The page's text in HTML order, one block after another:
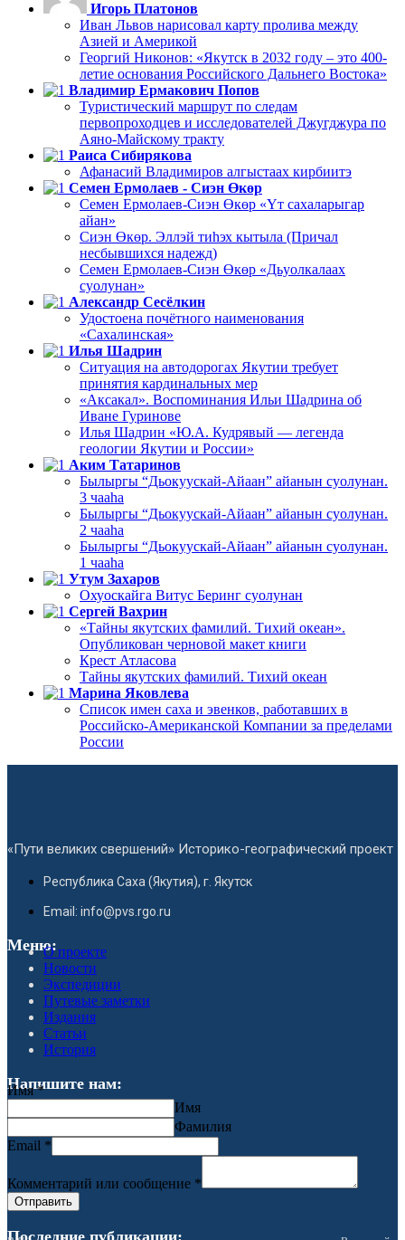
Игорь Платонов
Иван Львов нарисовал карту пролива между
Азией и Америкой
Георгий Никонов: «Якутск в 2032 году – это 400-
летие основания Российского Дальнего Востока»
Владимир Ермакович Попов
Туристический маршрут по следам
первопроходцев и исследователей Джугджура по
Аяно-Майскому тракту
Раиса Сибирякова
Афанасий Владимиров алгыстаах кирбиитэ
Семен Ермолаев - Сиэн Өкөр
Семен Ермолаев-Сиэн Өкөр «Үт сахаларыгар
айан»
Сиэн Өкөр. Эллэй тиһэх кытыла (Причал
несбывшихся надежд)
Семен Ермолаев-Сиэн Өкөр «Дьуолкалаах
суолунан»
Александр Сесёлкин
Удостоена почётного наименования
«Сахалинская»
Илья Шадрин
Ситуация на автодорогах Якутии требует
принятия кардинальных мер
«Аксакал». Воспоминания Ильи Шадрина об
Иване Гуринове
Илья Шадрин «Ю.А. Кудрявый — легенда
геологии Якутии и России»
Аким Татаринов
Былыргы “Дьокуускай-Айаан” айанын суолунан.
3 чааһа
Былыргы “Дьокуускай-Айаан” айанын суолунан.
2 чааһа
Былыргы “Дьокуускай-Айаан” айанын суолунан.
1 чааһа
Утум Захаров
Охуоскайга Витус Беринг суолунан
Сергей Вахрин
«Тайны якутских фамилий. Тихий океан».
Опубликован черновой макет книги
Крест Атласова
Тайны якутских фамилий. Тихий океан
Марина Яковлева
Список имен саха и эвенков, работавших в
Российско-Американской Компании за пределами
России
«Пути великих свершений» Историко-географический проект
Республика Саха (Якутия), г. Якутск
Email: info@pvs.rgo.ru
Меню:О проекте
Новости
Экспедиции
Путевые заметки
Издания
Статьи
История
Напишите нам:
Имя*
Имя
Фамилия
Email *
Комментарий или сообщение *
Отправить